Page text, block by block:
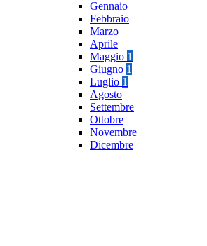
Gennaio
Febbraio
Marzo
Aprile
Maggio 1
Giugno 1
Luglio 1
Agosto
Settembre
Ottobre
Novembre
Dicembre